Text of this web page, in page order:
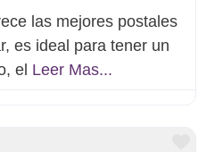
las mejores postales
es ideal para tener un
el Leer Mas...